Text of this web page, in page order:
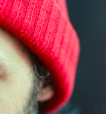
2014 - 2023